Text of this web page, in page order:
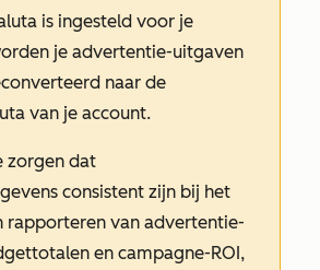
is ingesteld voor je
je advertentie-uitgaven
naar de
van je account.
zorgen dat
consistent zijn bij het
rapporteren van advertentie-
en campagne-ROI,